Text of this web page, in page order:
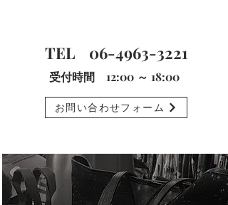
TEL 06-4963-3221
受付時間 12:00 ～ 18:00
お問い合わせフォーム